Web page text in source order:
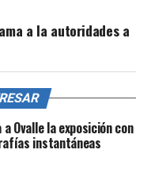
a la autoridades a
Ovalle la exposición con
instantáneas